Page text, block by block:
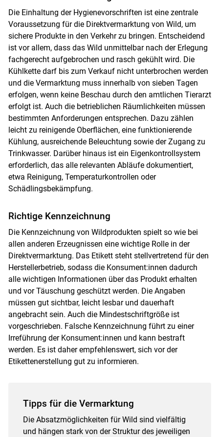
Die Einhaltung der Hygienevorschriften ist eine zentrale
Voraussetzung für die Direktvermarktung von Wild, um
sichere Produkte in den Verkehr zu bringen. Entscheidend
ist vor allem, dass das Wild unmittelbar nach der Erlegung
fachgerecht aufgebrochen und rasch gekühlt wird. Die
Kühlkette darf bis zum Verkauf nicht unterbrochen werden
und die Vermarktung muss innerhalb von sieben Tagen
erfolgen, wenn keine Beschau durch den amtlichen Tierarzt
erfolgt ist. Auch die betrieblichen Räumlichkeiten müssen
bestimmten Anforderungen entsprechen. Dazu zählen
leicht zu reinigende Oberflächen, eine funktionierende
Kühlung, ausreichende Beleuchtung sowie der Zugang zu
Trinkwasser. Darüber hinaus ist ein Eigenkontrollsystem
erforderlich, das alle relevanten Abläufe dokumentiert,
etwa Reinigung, Temperaturkontrollen oder
Schädlingsbekämpfung.
Richtige Kennzeichnung
Die Kennzeichnung von Wildprodukten spielt so wie bei
allen anderen Erzeugnissen eine wichtige Rolle in der
Direktvermarktung. Das Etikett steht stellvertretend für den
Herstellerbetrieb, sodass die Konsument:innen dadurch
alle wichtigen Informationen über das Produkt erhalten
und vor Täuschung geschützt werden. Die Angaben
müssen gut sichtbar, leicht lesbar und dauerhaft
angebracht sein. Auch die Mindestschriftgröße ist
vorgeschrieben. Falsche Kennzeichnung führt zu einer
Irreführung der Konsument:innen und kann bestraft
werden. Es ist daher empfehlenswert, sich vor der
Etikettenerstellung gut zu informieren.
Tipps für die Vermarktung
Die Absatzmöglichkeiten für Wild sind vielfältig
und hängen stark von der Struktur des jeweiligen